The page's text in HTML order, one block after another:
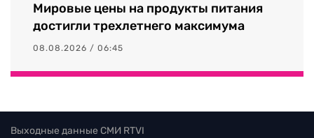
Мировые цены на продукты питания
достигли трехлетнего максимума
08.08.2026 / 06:45
Выходные данные СМИ RTVI